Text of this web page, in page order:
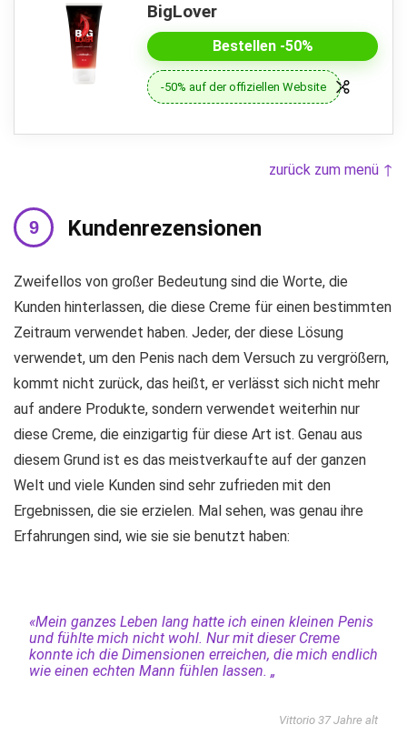
BigLover
Bestellen -50%
-50% auf der offiziellen Website
zurück zum menü ↑
Kundenrezensionen
Zweifellos von großer Bedeutung sind die Worte, die
Kunden hinterlassen, die diese Creme für einen bestimmten
Zeitraum verwendet haben. Jeder, der diese Lösung
verwendet, um den Penis nach dem Versuch zu vergrößern,
kommt nicht zurück, das heißt, er verlässt sich nicht mehr
auf andere Produkte, sondern verwendet weiterhin nur
diese Creme, die einzigartig für diese Art ist. Genau aus
diesem Grund ist es das meistverkaufte auf der ganzen
Welt und viele Kunden sind sehr zufrieden mit den
Ergebnissen, die sie erzielen. Mal sehen, was genau ihre
Erfahrungen sind, wie sie sie benutzt haben:
«Mein ganzes Leben lang hatte ich einen kleinen Penis
und fühlte mich nicht wohl. Nur mit dieser Creme
konnte ich die Dimensionen erreichen, die mich endlich
wie einen echten Mann fühlen lassen. „
Vittorio 37 Jahre alt